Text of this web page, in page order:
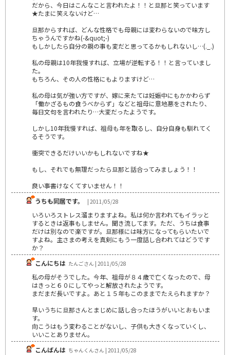
だから、今日はこんなこと言われたよ！！と旦那と笑っています
★たまに笑えないけど…
旦那からすれば、どんな性格でも母親には変わらないので味方し
ちゃうんですかね(-&quot;-)
もしかしたら自分の親の事も変だと思ってるかもしれないし…(._.)
私の母親は10年我慢すれば、立場が逆転する！！と言っていまし
た。
もちろん、その人の性格にもよりますけど…
私の母は気が強い方ですが、嫁に来たては妊娠中にもかかわらず
「働かざるもの食うべからず」などと祖母に意地悪をされたり、
毎日文句を言われたり…大変だったようです。
しかし10年我慢すれば、祖母も年を取るし、自分自身も馴れてく
るそうです。
衝突できるだけいいかもしれないですね★
もし、それでも無理だったら旦那と話合ってみましょう！！
良い事書けなくてすいません！！
うちも同居です。
| 2011/05/28
いろいろストレス溜まりますよね。私は何か言われてもイラッと
するときは返事もしません。聞き流してます。ただ、うちは食事
だけは別なので楽ですが。旦那様には味方になってもらいたいで
すよね。主さまの考えを真剣にもう一度話し合われてはどうです
か？
こんにちは たんごさん | 2011/05/28
私の母がそうでした。今年、祖母が８４歳で亡くなったので、母
はきっと６０にしてやっと解放されたようです。
まだまだ長いですよ。あと１５年もこのままでたえられますか？
早いうちに旦那さんとまじめに話し合ったほうがいいとおもいま
す。
向こうはもう変わることがないし、子供も大きくなっていくし、
いいことありません。
こんばんは ちゃんくんさん | 2011/05/28